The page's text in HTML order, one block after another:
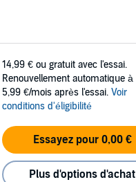
14,99 € ou gratuit avec l'essai.
Renouvellement automatique à
5,99 €/mois après l'essai. Voir
conditions d'éligibilité
Essayez pour 0,00 €
Plus d'options d'achat